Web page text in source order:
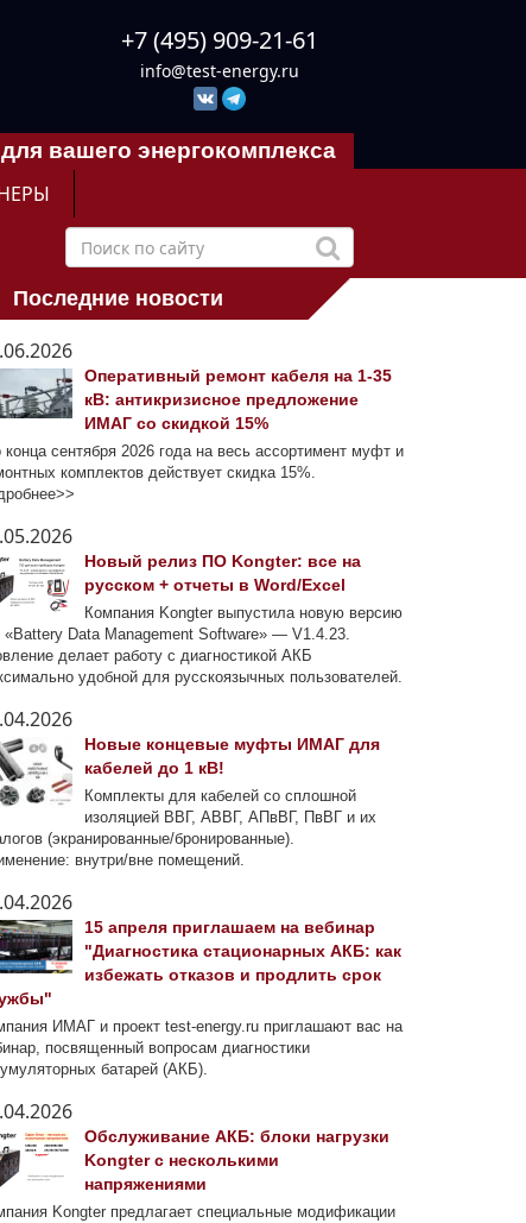
+7 (495) 909-21-61
info@test-energy.ru
вашего энергокомплекса
Последние новости
Оперативный ремонт кабеля на 1-35
кВ: антикризисное предложение
ИМАГ со скидкой 15%
конца сентября 2026 года на весь ассортимент муфт и
комплектов действует скидка 15%.
Новый релиз ПО Kongter: все на
русском + отчеты в Word/Excel
Компания Kongter выпустила новую версию
Data Management Software» — V1.4.23.
делает работу с диагностикой АКБ
удобной для русскоязычных пользователей.
Новые концевые муфты ИМАГ для
кабелей до 1 кВ!
Комплекты для кабелей со сплошной
изоляцией ВВГ, АВВГ, АПвВГ, ПвВГ и их
(экранированные/бронированные).
внутри/вне помещений.
15 апреля приглашаем на вебинар
"Диагностика стационарных АКБ: как
избежать отказов и продлить срок
ИМАГ и проект test-energy.ru приглашают вас на
посвященный вопросам диагностики
батарей (АКБ).
Обслуживание АКБ: блоки нагрузки
Kongter с несколькими
напряжениями
Kongter предлагает специальные модификации